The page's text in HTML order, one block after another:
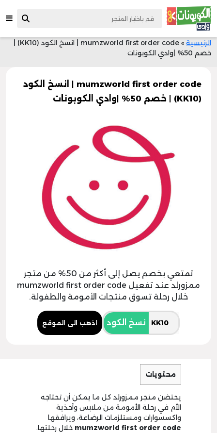
الرئيسية »
mumzworld first order code | انسخ الكود (KK10) |
خصم 50% |وادي الكوبونات
mumzworld first order code | انسخ الكود
(KK10) | خصم 50% |وادي الكوبونات
تمتعي بخصم يصل إلى أكثر من 50% من متجر
ممزورلد عند تفعيل mumzworld first order code
خلال رحلة تسوق منتجات الأمومة والطفولة.
نسخ الكود اذهب الى الموقع
محتويات
يحتضن متجر ممزورلد كل ما يمكن أن تحتاجه
الأم في رحلة الأمومة من ملابس وأحذية
واكسسوارات ومستلزمات الرضاعة، ويرافقها
mumzworld first order code خلال رحلتها،